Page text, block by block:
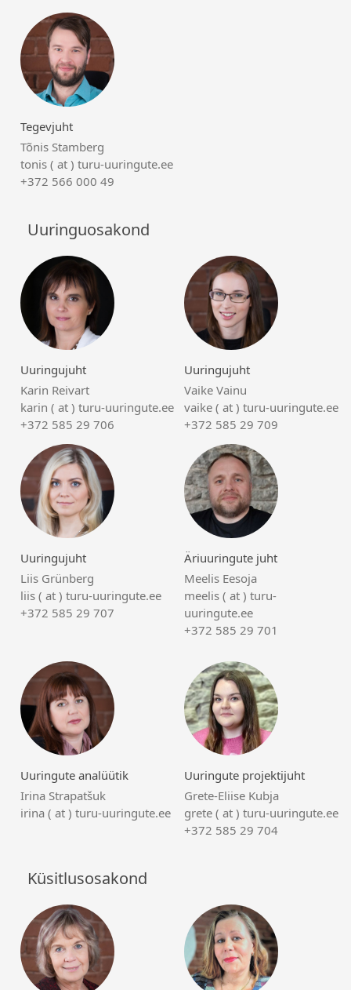
Tegevjuht
Tõnis Stamberg
tonis ( at ) turu-uuringute.ee
+372 566 000 49
Uuringuosakond
Uuringujuht
Karin Reivart
karin ( at ) turu-uuringute.ee
+372 585 29 706
Uuringujuht
Vaike Vainu
vaike ( at ) turu-uuringute.ee
+372 585 29 709
Uuringujuht
Liis Grünberg
liis ( at ) turu-uuringute.ee
+372 585 29 707
Äriuuringute juht
Meelis Eesoja
meelis ( at ) turu-
uuringute.ee
+372 585 29 701
Uuringute analüütik
Irina Strapatšuk
irina ( at ) turu-uuringute.ee
Uuringute projektijuht
Grete-Eliise Kubja
grete ( at ) turu-uuringute.ee
+372 585 29 704
Küsitlusosakond